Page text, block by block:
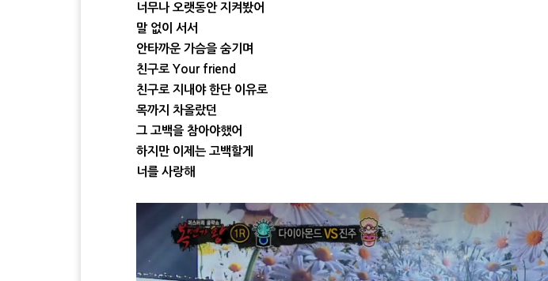
너무나 오랫동안 지켜봤어
말 없이 서서
안타까운 가슴을 숨기며
친구로 Your friend
친구로 지내야 한단 이유로
목까지 차올랐던
그 고백을 참아야했어
하지만 이제는 고백할게
너를 사랑해